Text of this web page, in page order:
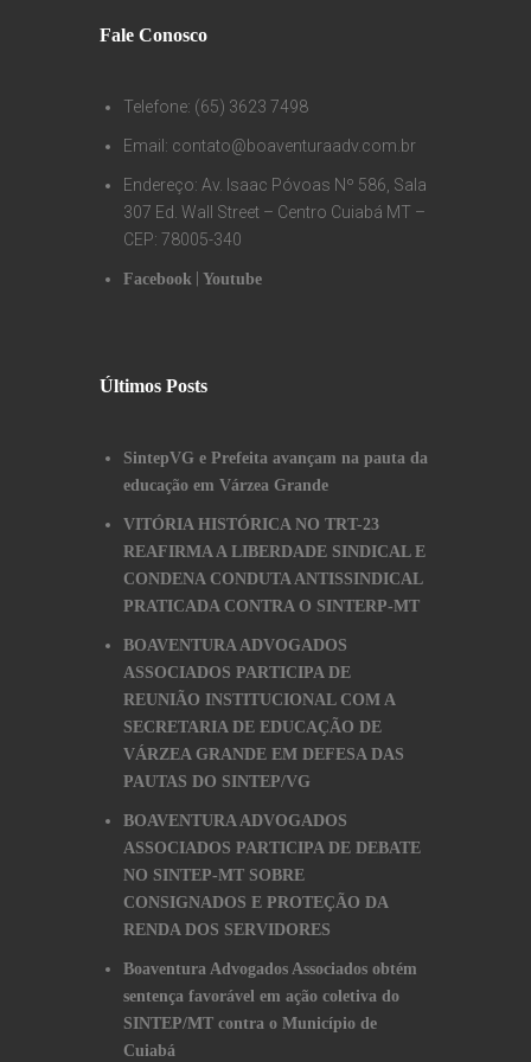
Fale Conosco
Telefone: (65) 3623 7498
Email: contato@boaventuraadv.com.br
Endereço: Av. Isaac Póvoas Nº 586, Sala
307 Ed. Wall Street – Centro Cuiabá MT –
CEP: 78005-340
Facebook Youtube
Últimos Posts
SintepVG e Prefeita avançam na pauta da
educação em Várzea Grande
VITÓRIA HISTÓRICA NO TRT-23
REAFIRMA A LIBERDADE SINDICAL E
CONDENA CONDUTA ANTISSINDICAL
PRATICADA CONTRA O SINTERP-MT
BOAVENTURA ADVOGADOS
ASSOCIADOS PARTICIPA DE
REUNIÃO INSTITUCIONAL COM A
SECRETARIA DE EDUCAÇÃO DE
VÁRZEA GRANDE EM DEFESA DAS
PAUTAS DO SINTEP/VG
BOAVENTURA ADVOGADOS
ASSOCIADOS PARTICIPA DE DEBATE
NO SINTEP-MT SOBRE
CONSIGNADOS E PROTEÇÃO DA
RENDA DOS SERVIDORES
Boaventura Advogados Associados obtém
sentença favorável em ação coletiva do
SINTEP/MT contra o Município de
Cuiabá